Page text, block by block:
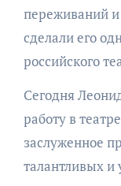
переживаний и
сделали его
российского
Сегодня
работу в
заслуженное
талантливых и